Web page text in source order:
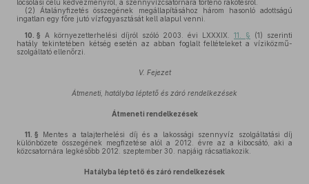
locsolási célú kedvezményről, a szennyvízcsatornára történő rákötésről.
(2) Átalányfizetés összegének megállapításához három hasonló adottságú
ingatlan egy főre jutó vízfogyasztását kell alapul venni.
10. § A környezetterhelési díjról szóló 2003. évi LXXXIX. 11. § (1) szerinti
hatály tekintetében kétség esetén az abban foglalt feltételeket a víziközmű-
szolgáltató ellenőrzi.
V. Fejezet
Átmeneti, hatályba léptető és záró rendelkezések
Átmeneti rendelkezések
11. § Mentes a talajterhelési díj és a lakossági szennyvíz szolgáltatási díj
különbözete összegének megfizetése alól a 2012. évre az a kibocsátó, aki a
közcsatornára legkésőbb 2012. szeptember 30. napjáig rácsatlakozik.
Hatályba léptető és záró rendelkezések